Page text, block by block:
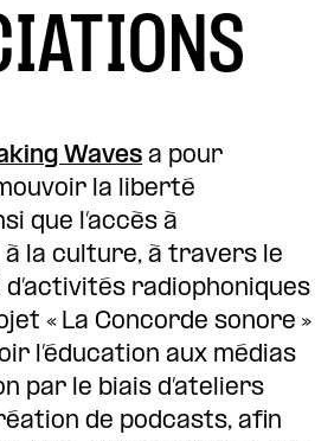
Waves a pour
la liberté
que l’accès à
à la culture, à travers le
radiophoniques
« La Concorde sonore »
l’éducation aux médias
par le biais d’ateliers
de podcasts, afin